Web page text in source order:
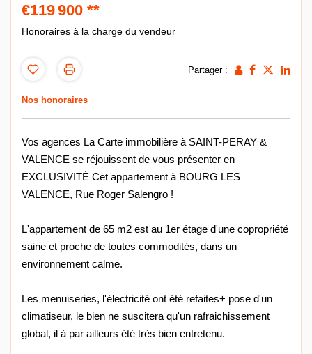
€119 900 **
Honoraires à la charge du vendeur
Partager :
Nos honoraires
Vos agences La Carte immobilière à SAINT-PERAY &
VALENCE se réjouissent de vous présenter en
EXCLUSIVITÉ Cet appartement à BOURG LES
VALENCE, Rue Roger Salengro !
L'appartement de 65 m2 est au 1er étage d'une copropriété
saine et proche de toutes commodités, dans un
environnement calme.
Les menuiseries, l'électricité ont été refaites+ pose d'un
climatiseur, le bien ne suscitera qu'un rafraichissement
global, il à par ailleurs été très bien entretenu.